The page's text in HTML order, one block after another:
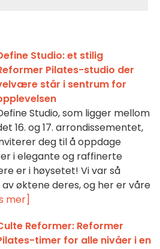
Studio: et stilig
Pilates-studio der
står i sentrum for
Studio, som ligger mellom
16. og 17. arrondissementet,
deg til å oppdage
i elegante og raffinerte
er i høysetet! Vi var så
øktene deres, og her er våre
mer]
Reformer: Reformer
timer for alle nivåer i en